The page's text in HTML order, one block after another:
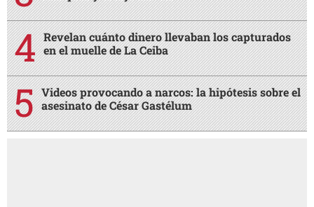
Revelan cuánto dinero llevaban los capturados
en el muelle de La Ceiba
Videos provocando a narcos: la hipótesis sobre el
asesinato de César Gastélum